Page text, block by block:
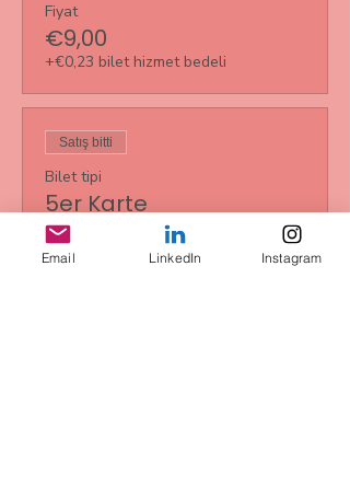
Fiyat
€9,00
+€0,23 bilet hizmet bedeli
Satış bitti
Bilet tipi
5er Karte
Daha Fazla Bilgi
Email LinkedIn Instagram